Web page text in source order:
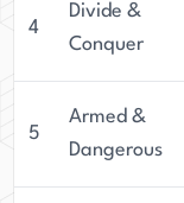
4
Divide &
Conquer
5
Armed &
Dangerous